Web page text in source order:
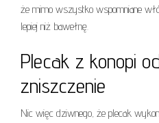
że mimo wszystko wspomniane
lepiej niż bawełnę.
Plecak z konopi
zniszczenie
Nic więc dziwnego, że plecak